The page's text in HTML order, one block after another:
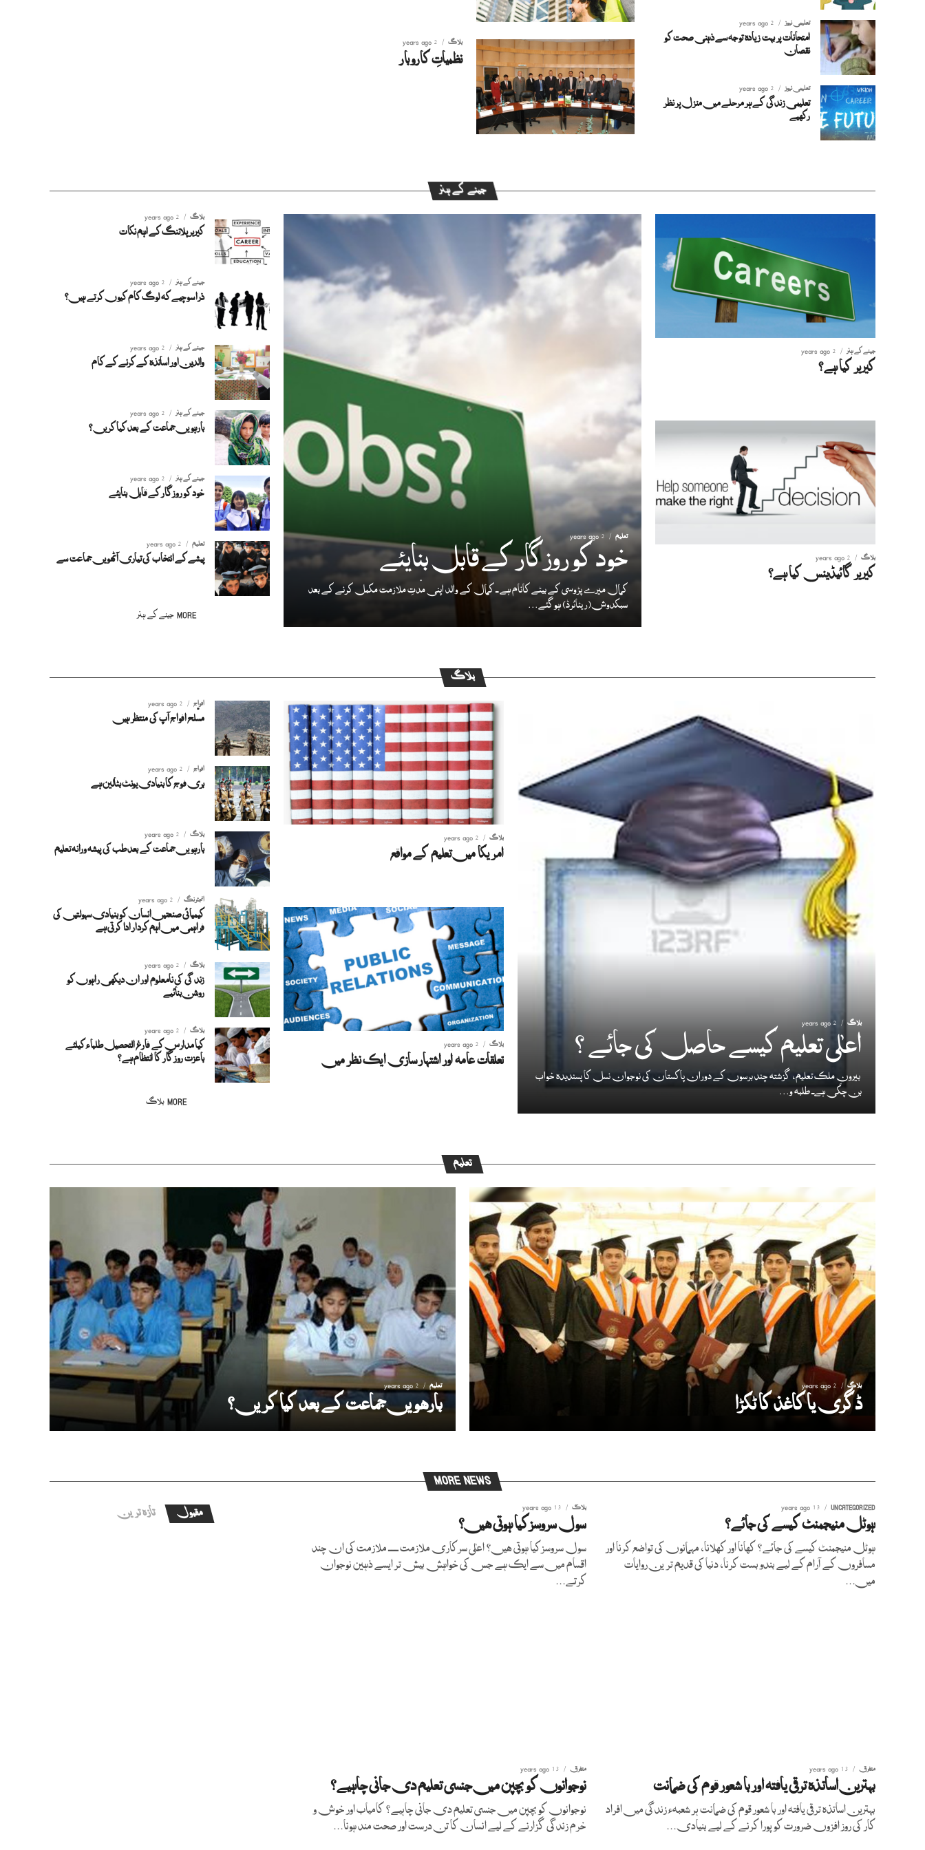
بلاگ 2 years ago
نظمیاتِ کاروبار
تعلیمی نیوز 2 years ago
امتحانات پر بہت زیادہ توجہ سے ذہنی صحت کو
نقصان
تعلیمی نیوز 2 years ago
تعلیمی زندگی کے ہر مرحلے میں منزل پر نظر
رکھیے
جینے کے ہنر
تعلیم 2 years ago
خود کو روزگار کے قابل بنایئے
کمال میرے پڑوسی کے بیٹے کانام ہے ۔ کمال کے والد اپنی مدّتِ ملازمت مکمل کرنے کے بعد
سبکدوش(ریٹائرڈ) ہوگئے...
جینے کے ہنر 2 years ago
کیریر کیا ہے؟
بلاگ 2 years ago
کیریر گائیڈینس کیا ہے؟
بلاگ 2 years ago
کیریر پلاننگ کے اہم نکات
جینے کے ہنر 2 years ago
ذرا سوچیے کہ لوگ کام کیوں کرتے ہیں؟
جینے کے ہنر 2 years ago
والدین اور اساتذہ کے کرنے کے کام
جینے کے ہنر 2 years ago
بارہویں جماعت کے بعد کیا کریں ؟
جینے کے ہنر 2 years ago
خود کو روزگار کے قابل بنایئے
تعلیم 2 years ago
پیشے کے انتخاب کی تیاری آٹھویں جماعت سے
MORE جینے کے ہنر
بلاگ
بلاگ 2 years ago
اعلٰی تعلیم کیسے حاصل کی جائے ؟
بیرونِ ملک تعلیم، گزشتہ چند برسوں کے دوران پاکستان کی نوجوان نسل کا پسندیدہ خواب
بن چکی ہے۔ طلبہ و...
بلاگ 2 years ago
امریکا میں تعلیم کے مواقع
بلاگ 2 years ago
تعلقات عامہ اور اشتہار سازی ایک نظر میں
افواج 2 years ago
مسلّح افواج آپ کی منتظر ہیں
افواج 2 years ago
بری فوج کا بنیادی یونٹ بٹالین ہے
بلاگ 2 years ago
بارہویں جماعت کے بعد طب کی پیشہ ورانہ تعلیم
انجئرنگ 2 years ago
کیمیائی صنعتیں انسان کو بنیادی سہولتیں کی
فراہمی میں اہم کردار ادا کرتی ہے
بلاگ 2 years ago
زند گی کی نامعلوم اور ان دیکھی راہوں کو
روشن بنائیے
بلاگ 2 years ago
کیا مدارس کے فارغ التحصیل طلباء کیلئے
باعزت روزگار کا انتظام ہے؟
MORE بلاگ
تعلیم
بلاگ 2 years ago
ڈگری یا کاغذ کا ٹکڑا
تعلیم 2 years ago
بارھویں جماعت کے بعد کیا کریں ؟
MORE NEWS
UNCATEGORIZED
13 years ago
ہوٹل منیجمنٹ کیسے کی جائے؟
ہوٹل منیجمنٹ کیسے کی جائے؟ کھانا اور کھلانا، مہمانوں کی تواضع کرنا اور
مسافروں کے آرام کے لیے بندوبست کرنا، دنیا کی قدیم ترین روایات
میں...
بلاگ 13 years ago
سول سروسزکیا ہوتی ھیں؟
سول سروسزکیا ہوتی ھیں؟ اعلیٰ سرکاری ملازمت ۔۔۔ ملازمت کی ان چند
اقسام میں سے ایک ہے جس کی خواہش بیش تر ایسے ذہین نوجوان
کرتے...
متفرق 13 years ago
بہترین اساتذہ ترقی یافتہ اور با شعور قوم کی ضمانت
بہترین اساتذہ ترقی یافتہ اور با شعور قوم کی ضمانت ہر شعبہء زندگی میں افراد
کار کی روز افزوں ضرورت کو پورا کرنے کے لیے بنیادی...
متفرق 13 years ago
نوجوانوں کو بچپن میں جنسی تعلیم دی جانی چاہیے؟
نوجوانوں کو بچپن میں جنسی تعلیم دی جانی چاہیے؟ کامیاب اور خوش و
خرم زندگی گزارنے کے لیے انسان کا تن درست اور صحت مند ہونا...
مقبول تازہ ترین